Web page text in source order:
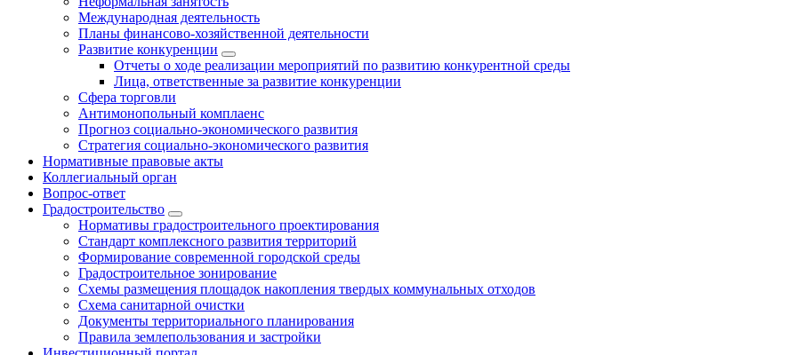
Международная деятельность
Планы финансово-хозяйственной деятельности
Развитие конкуренции
Отчеты о ходе реализации мероприятий по развитию конкурентной среды
Лица, ответственные за развитие конкуренции
Сфера торговли
Антимонопольный комплаенс
Прогноз социально-экономического развития
Стратегия социально-экономического развития
Нормативные правовые акты
Коллегиальный орган
Вопрос-ответ
Градостроительство
Нормативы градостроительного проектирования
Стандарт комплексного развития территорий
Формирование современной городской среды
Градостроительное зонирование
Схемы размещения площадок накопления твердых коммунальных отходов
Схема санитарной очистки
Документы территориального планирования
Правила землепользования и застройки